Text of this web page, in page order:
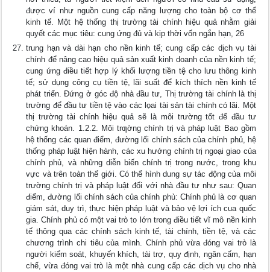
được ví như nguồn cung cấp năng lượng cho toàn bộ cơ thể
kinh tế. Một hệ thống thị trường tài chính hiệu quả nhằm giải
quyết các mục tiêu: cung ứng đủ và kịp thời vốn ngắn hạn, 26
trung hạn và dài hạn cho nền kinh tế; cung cấp các dịch vụ tài
chính để nâng cao hiệu quả sản xuất kinh doanh của nền kinh tế;
cung ứng điều tiết hợp lý khối lượng tiền tệ cho lưu thông kinh
tế; sử dụng công cụ tiền tệ, lãi suất để kích thích nền kinh tế
phát triển. Đứng ở góc độ nhà đầu tư, Thị trường tài chính là thị
trường để đầu tư tiền tệ vào các lọai tài sản tài chính có lãi. Một
thị trường tài chính hiệu quả sẽ là môi trường tốt để đầu tư
chứng khoán. 1.2.2. Môi trƣờng chính trị và pháp luật Bao gồm
hệ thống các quan điểm, đường lối chính sách của chính phủ, hệ
thống pháp luật hiện hành, các xu hướng chính trị ngoại giao của
chính phủ, và những diễn biến chính trị trong nước, trong khu
vực và trên toàn thế giới. Có thể hình dung sự tác động của môi
trường chính trị và pháp luật đối với nhà đầu tư như sau: Quan
điểm, đường lối chính sách của chính phủ: Chính phủ là cơ quan
giám sát, duy trì, thực hiện pháp luật và bảo vệ lợi ích cua quốc
gia. Chính phủ có một vai trò to lớn trong điều tiết vĩ mô nền kinh
tế thông qua các chính sách kinh tế, tài chính, tiền tệ, và các
chương trình chi tiêu của mình. Chính phủ vừa đóng vai trò là
người kiểm soát, khuyến khích, tài trợ, quy định, ngăn cấm, hạn
chế, vừa đóng vai trò là một nhà cung cấp các dịch vụ cho nhà